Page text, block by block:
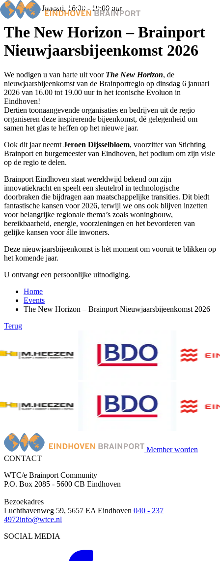
Home
Nieuws
Events
Members
BOP
Familiebedrijven
Ondernemers van het jaar
Over ons
Dinsdag 06 Januari, 16:00 - 19:00 uur
The New Horizon – Brainport
Nieuwjaarsbijeenkomst 2026
We nodigen u van harte uit voor The New Horizon, de
nieuwjaarsbijeenkomst van de Brainportregio op dinsdag 6 januari
2026 van 16.00 tot 19.00 uur in het iconische Evoluon in
Eindhoven!
Dertien toonaangevende organisaties en bedrijven uit de regio
organiseren deze inspirerende bijeenkomst, dé gelegenheid om
samen het glas te heffen op het nieuwe jaar.
Ook dit jaar neemt Jeroen Dijsselbloem, voorzitter van Stichting
Brainport en burgemeester van Eindhoven, het podium om zijn visie
op de regio te delen.
Brainport Eindhoven staat wereldwijd bekend om zijn
innovatiekracht en speelt een sleutelrol in technologische
doorbraken die bijdragen aan maatschappelijke transities. Dit biedt
fantastische kansen voor 2026, terwijl we ons ook blijven inzetten
voor belangrijke regionale thema’s zoals woningbouw,
bereikbaarheid, energie, voorzieningen en het bevorderen van
gelijke kansen voor álle inwoners.
Deze nieuwjaarsbijeenkomst is hét moment om vooruit te blikken op
het komende jaar.
U ontvangt een persoonlijke uitnodiging.
Home
Events
The New Horizon – Brainport Nieuwjaarsbijeenkomst 2026
Terug
Member worden
CONTACT
WTC/e Brainport Community
P.O. Box 2085 - 5600 CB Eindhoven
Bezoekadres
Luchthavenweg 59, 5657 EA Eindhoven 040 - 237
4972info@wtce.nl
SOCIAL MEDIA